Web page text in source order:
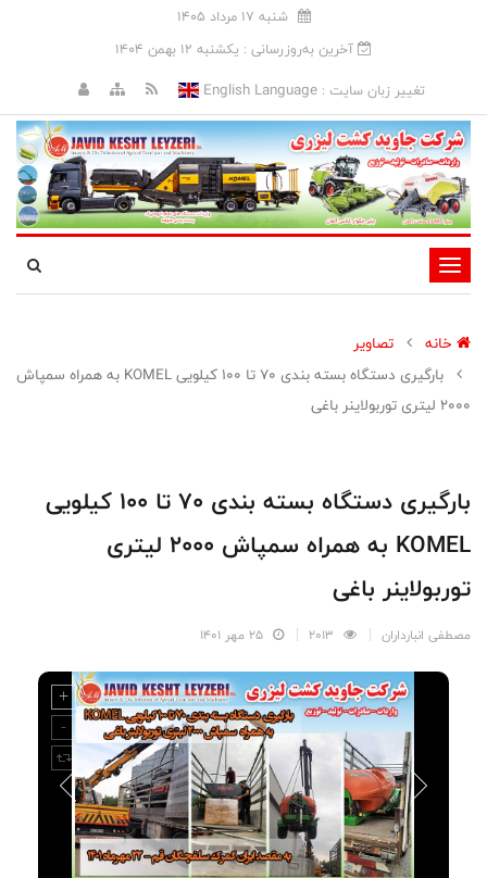
شنبه 17 مرداد 1405
آخرین به‌روزرسانی : يکشنبه 12 بهمن 1404
تغییر زبان سایت :English Language
تغییر
وضعیت
ناوبری
خانه
تصاویر
بارگیری دستگاه بسته بندی 70 تا 100 کیلویی KOMEL به همراه سمپاش
2000 لیتری توربولاینر باغی
بارگیری دستگاه بسته بندی 70 تا 100 کیلویی
KOMEL به همراه سمپاش 2000 لیتری
توربولاینر باغی
مصطفی انبارداران